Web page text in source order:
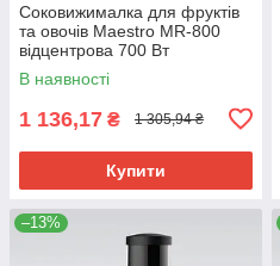
Соковижималка для фруктів
та овочів Maestro MR-800
відцентрова 700 Вт
електрична
В наявності
1 136,17 ₴ 1 305,94 ₴
Купити
–13%